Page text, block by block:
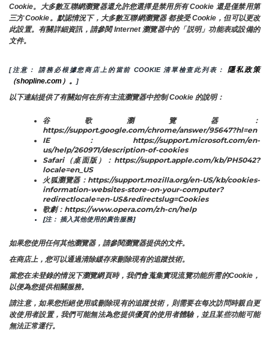
Cookie。大多數互聯網瀏覽器還允許您選擇是禁用所有 Cookie 還是僅禁用第
三方 Cookie。默認情況下，大多數互聯網瀏覽器 都接受 Cookie，但可以更改
此設置。有關詳細資訊，請參閱 Internet 瀏覽器中的「説明」功能表或設備的
文件。
[注意： 請務必根據您商店上的當前 COOKIE 清單檢查此列表： 隱私政策
（shopline.com）。
]
以下連結提供了有關如何在所有主流瀏覽器中控制 Cookie 的說明：
谷歌瀏覽器：
https://support.google.com/chrome/answer/95647?hl=en
IE：https://support.microsoft.com/en-
us/help/260971/description-of-cookies
Safari（桌面版）：https://support.apple.com/kb/PH5042?
locale=en_US
火狐瀏覽器：https://support.mozilla.org/en-US/kb/cookies-
information-websites-store-on-your-computer?
redirectlocale=en-US&redirectslug=Cookies
歌劇：https://www.opera.com/zh-cn/help
[注： 插入其他使用的廣告服務]
如果您使用任何其他瀏覽器，請參閱瀏覽器提供的文件。
在商店上，您可以通過清除緩存來刪除現有的追蹤技術。
當您在未登錄的情況下瀏覽網頁時，我們會蒐集實現流覽功能所需的Cookie，
以便為您提供相關服務。
請注意，如果您拒絕使用或刪除現有的追蹤技術，則需要在每次訪問時親自更
改使用者設置，我們可能無法為您提供優質的使用者體驗，並且某些功能可能
無法正常運行。